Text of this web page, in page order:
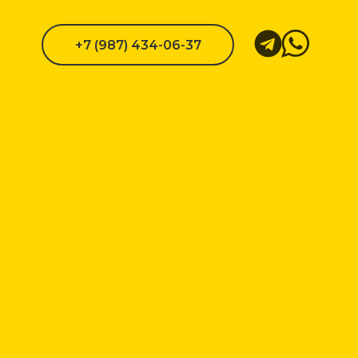
+7 (987) 434-06-37